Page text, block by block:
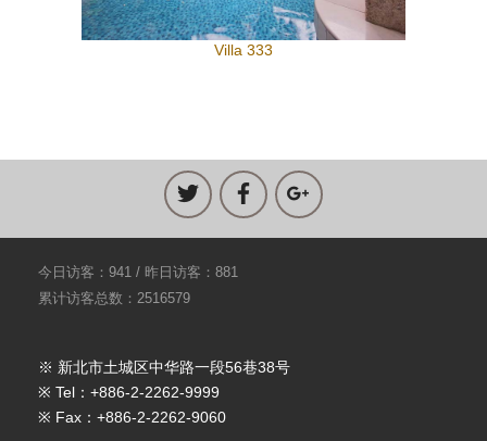
Villa 333
今日访客：941 / 昨日访客：881
累计访客总数：2516579
※ 新北市土城区中华路一段56巷38号
※ Tel：+886-2-2262-9999
※ Fax：+886-2-2262-9060